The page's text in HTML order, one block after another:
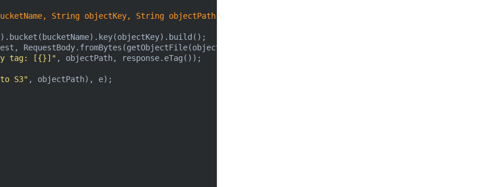
String objectKey, String objectPath)
RequestBody.fromBytes(getObjectFile(objectPath)));
tag: [{}]" , objectPath, response.eTag());
S3" , objectPath), e);